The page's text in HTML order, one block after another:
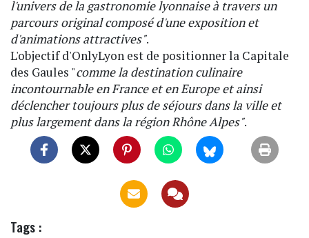
l'univers de la gastronomie lyonnaise à travers un
parcours original composé d'une exposition et
d'animations attractives".
L'objectif d'OnlyLyon est de positionner la Capitale
des Gaules "comme la destination culinaire
incontournable en France et en Europe et ainsi
déclencher toujours plus de séjours dans la ville et
plus largement dans la région Rhône Alpes".
Tags :